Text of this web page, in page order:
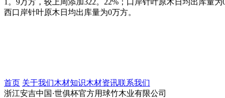
1。9万方，较上周添加322。22%；口岸针叶原木日均出库量
西口岸针叶原木日均出库量为0万方。
首页 关于我们木材知识木材资讯联系我们
浙江安吉中国·世俱杯官方用球竹木业有限公司